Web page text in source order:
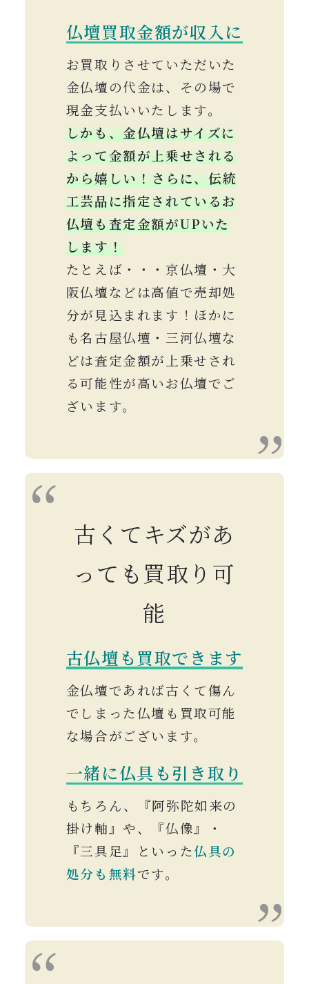
仏壇買取金額が収入に
お買取りさせていただいた
金仏壇の代金は、その場で
現金支払いいたします。
しかも、金仏壇はサイズに
よって金額が上乗せされる
から嬉しい！ さらに、伝統
工芸品に指定されているお
仏壇も査定金額がUPいた
します！
たとえば・・・京仏壇・大
阪仏壇などは高値で売却処
分が見込まれます！ほかに
も名古屋仏壇・三河仏壇な
どは査定金額が上乗せされ
る可能性が高いお仏壇でご
ざいます。
古くてキズがあ
っても買取り可
能
古仏壇も買取できます
金仏壇であれば古くて傷ん
でしまった仏壇も買取可能
な場合がございます。
一緒に仏具も引き取り
もちろん、『阿弥陀如来の
掛け軸』や、『仏像』・
『三具足』といった仏具の
処分も無料です。